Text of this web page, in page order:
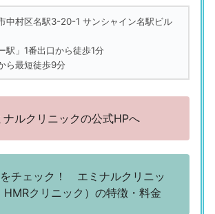
ク 名古屋院
いやすかった。スマホで予約できて便利だ
（総合職）専門職／（金融・不動産・医療・
ク 名古屋院
の皮膚の状態をこまめに聞いてくれた」
／看護師専門職／金融・不動産・医療・福祉
ック 名古屋院
中村区名駅3-20-1 サンシャイン名駅ビル
駅」1番出口から徒歩1分
ら最短徒歩9分
ナルクリニックの公式HPへ
チェック！ エミナルクリニッ
HMRクリニック）の特徴・料金